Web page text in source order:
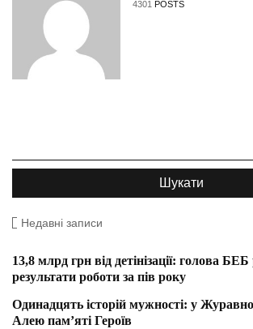
4301 POSTS
Недавні записи
13,8 млрд грн від детінізації: голова
результати роботи за пів року
Одинадцять історій мужності: у
Алею пам’яті Героїв